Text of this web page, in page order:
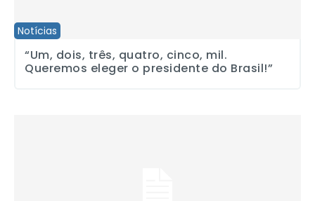
Notícias
“Um, dois, três, quatro, cinco, mil.
Queremos eleger o presidente do Brasil!”